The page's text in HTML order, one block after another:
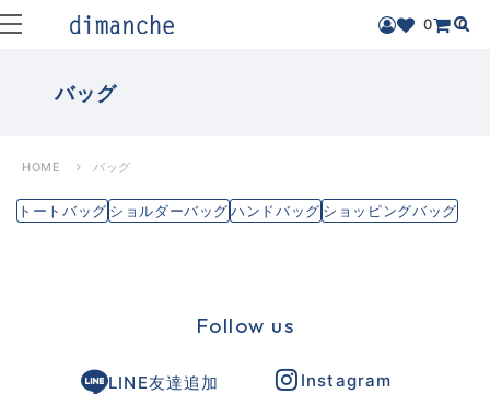
0 0
バッグ
HOME バッグ
トートバッグ ショルダーバッグハンドバッグ ショッピングバッグ
Follow us
LINE友達追加 Instagram